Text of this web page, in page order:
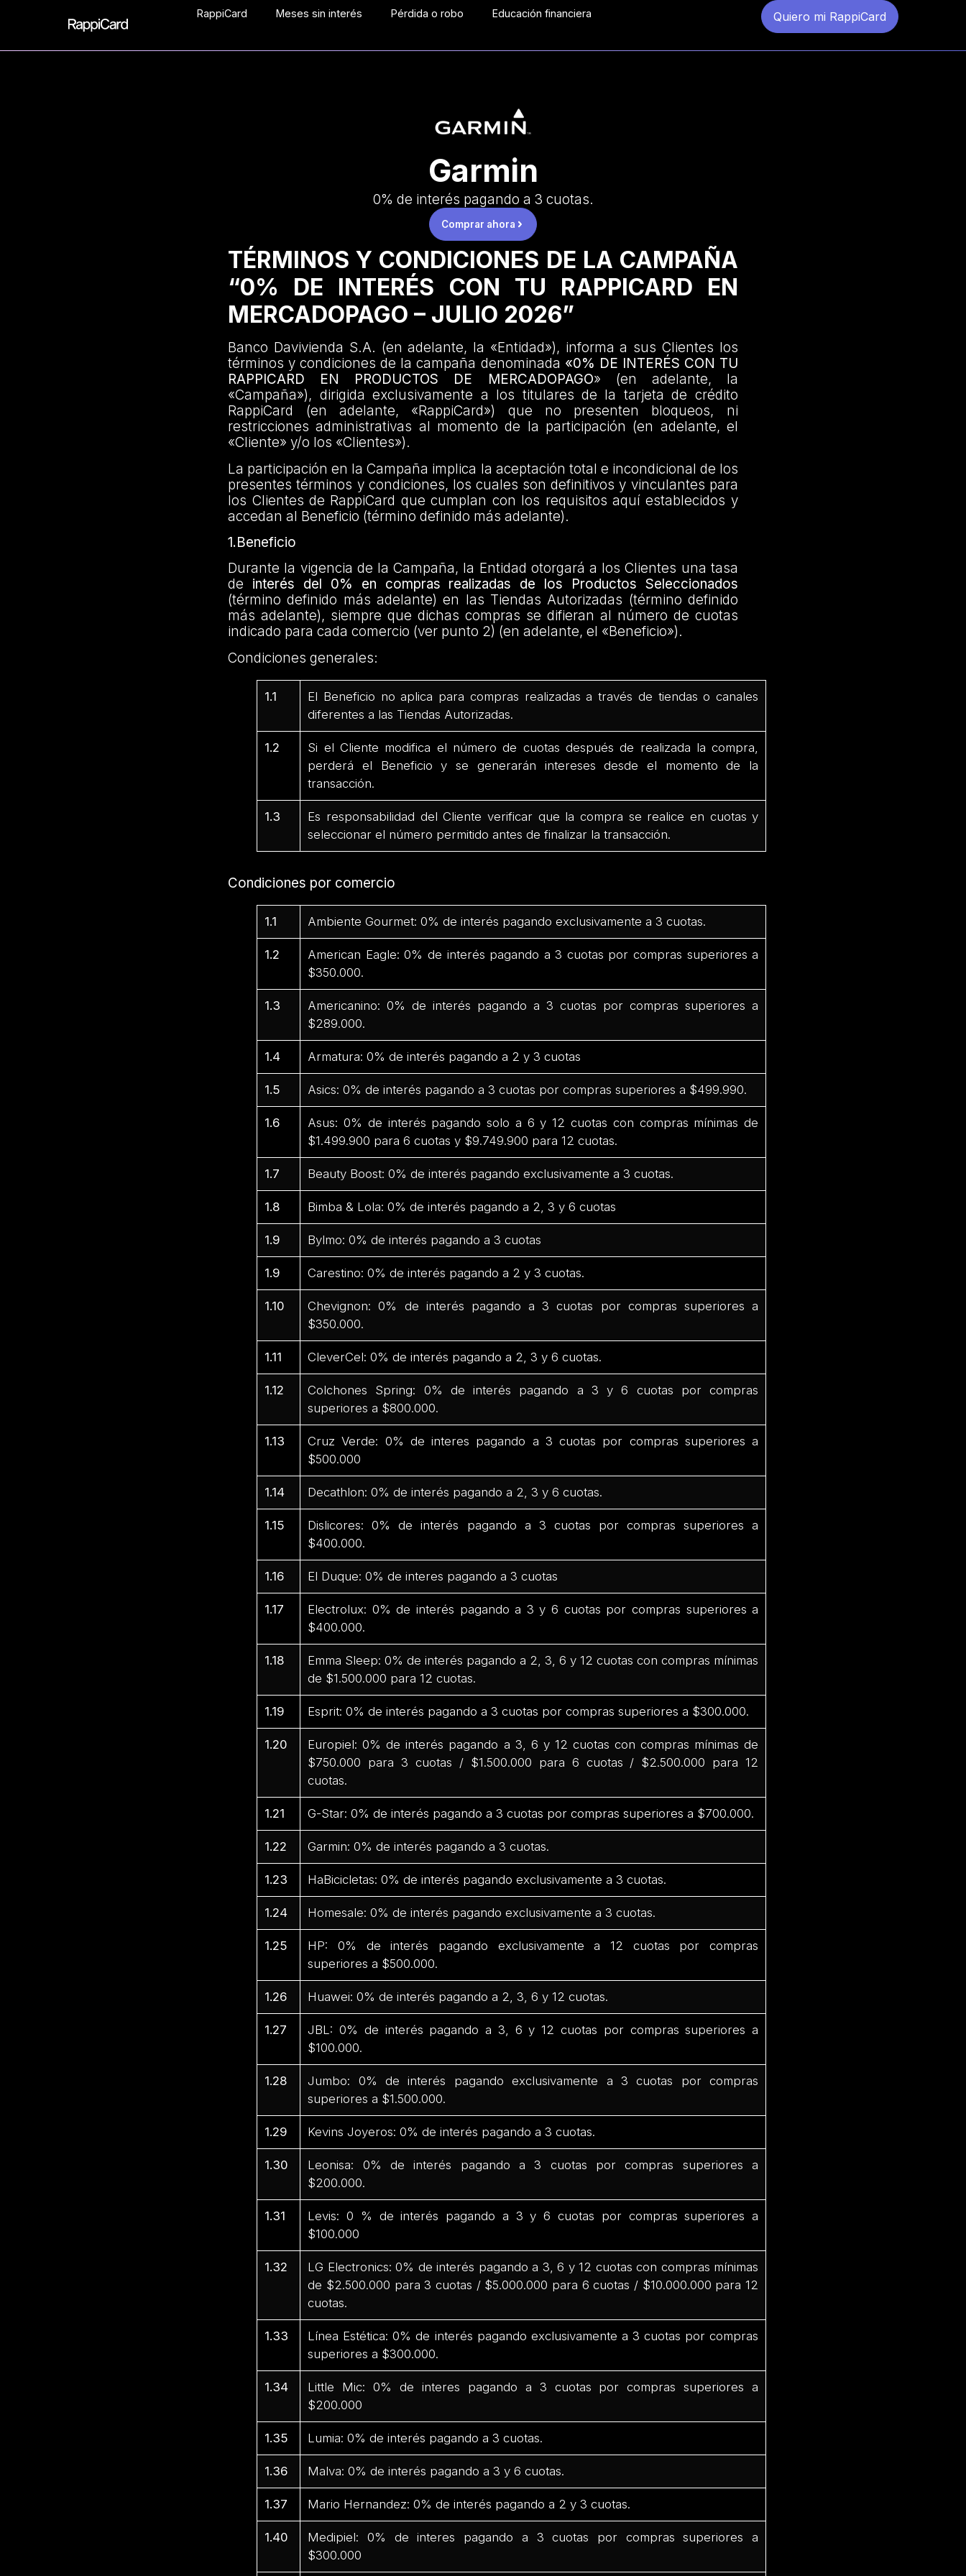
RappiCard Meses sin interés Pérdida o robo Educación financiera Quiero mi RappiCard
Garmin
0% de interés pagando a 3 cuotas.
Comprar ahora
TÉRMINOS Y CONDICIONES DE LA CAMPAÑA
“0% DE INTERÉS CON TU RAPPICARD EN
MERCADOPAGO – JULIO 2026”
Banco Davivienda S.A. (en adelante, la «Entidad»), informa a sus Clientes los
términos y condiciones de la campaña denominada «0% DE INTERÉS CON TU
RAPPICARD EN PRODUCTOS DE MERCADOPAGO» (en adelante, la
«Campaña»), dirigida exclusivamente a los titulares de la tarjeta de crédito
RappiCard (en adelante, «RappiCard») que no presenten bloqueos, ni
restricciones administrativas al momento de la participación (en adelante, el
«Cliente» y/o los «Clientes»).
La participación en la Campaña implica la aceptación total e incondicional de los
presentes términos y condiciones, los cuales son definitivos y vinculantes para
los Clientes de RappiCard que cumplan con los requisitos aquí establecidos y
accedan al Beneficio (término definido más adelante).
1.Beneficio
Durante la vigencia de la Campaña, la Entidad otorgará a los Clientes una tasa
de interés del 0% en compras realizadas de los Productos Seleccionados
(término definido más adelante) en las Tiendas Autorizadas (término definido
más adelante), siempre que dichas compras se difieran al número de cuotas
indicado para cada comercio (ver punto 2) (en adelante, el «Beneficio»).
Condiciones generales:
1.1
El Beneficio no aplica para compras realizadas a través de tiendas o canales
diferentes a las Tiendas Autorizadas.
1.2
Si el Cliente modifica el número de cuotas después de realizada la compra,
perderá el Beneficio y se generarán intereses desde el momento de la
transacción.
1.3
Es responsabilidad del Cliente verificar que la compra se realice en cuotas y
seleccionar el número permitido antes de finalizar la transacción.
Condiciones por comercio
1.1 Ambiente Gourmet: 0% de interés pagando exclusivamente a 3 cuotas.
1.2
American Eagle: 0% de interés pagando a 3 cuotas por compras superiores a
$350.000.
1.3
Americanino: 0% de interés pagando a 3 cuotas por compras superiores a
$289.000.
1.4 Armatura: 0% de interés pagando a 2 y 3 cuotas
1.5 Asics: 0% de interés pagando a 3 cuotas por compras superiores a $499.990.
1.6
Asus: 0% de interés pagando solo a 6 y 12 cuotas con compras mínimas de
$1.499.900 para 6 cuotas y $9.749.900 para 12 cuotas.
1.7 Beauty Boost: 0% de interés pagando exclusivamente a 3 cuotas.
1.8 Bimba & Lola: 0% de interés pagando a 2, 3 y 6 cuotas
1.9 Bylmo: 0% de interés pagando a 3 cuotas
1.9 Carestino: 0% de interés pagando a 2 y 3 cuotas.
1.10
Chevignon: 0% de interés pagando a 3 cuotas por compras superiores a
$350.000.
1.11 CleverCel: 0% de interés pagando a 2, 3 y 6 cuotas.
1.12
Colchones Spring: 0% de interés pagando a 3 y 6 cuotas por compras
superiores a $800.000.
1.13
Cruz Verde: 0% de interes pagando a 3 cuotas por compras superiores a
$500.000
1.14 Decathlon: 0% de interés pagando a 2, 3 y 6 cuotas.
1.15
Dislicores: 0% de interés pagando a 3 cuotas por compras superiores a
$400.000.
1.16 El Duque: 0% de interes pagando a 3 cuotas
1.17
Electrolux: 0% de interés pagando a 3 y 6 cuotas por compras superiores a
$400.000.
1.18
Emma Sleep: 0% de interés pagando a 2, 3, 6 y 12 cuotas con compras mínimas
de $1.500.000 para 12 cuotas.
1.19 Esprit: 0% de interés pagando a 3 cuotas por compras superiores a $300.000.
1.20
Europiel: 0% de interés pagando a 3, 6 y 12 cuotas con compras mínimas de
$750.000 para 3 cuotas / $1.500.000 para 6 cuotas / $2.500.000 para 12
cuotas.
1.21 G-Star: 0% de interés pagando a 3 cuotas por compras superiores a $700.000.
1.22 Garmin: 0% de interés pagando a 3 cuotas.
1.23 HaBicicletas: 0% de interés pagando exclusivamente a 3 cuotas.
1.24 Homesale: 0% de interés pagando exclusivamente a 3 cuotas.
1.25
HP: 0% de interés pagando exclusivamente a 12 cuotas por compras
superiores a $500.000.
1.26 Huawei: 0% de interés pagando a 2, 3, 6 y 12 cuotas.
1.27
JBL: 0% de interés pagando a 3, 6 y 12 cuotas por compras superiores a
$100.000.
1.28
Jumbo: 0% de interés pagando exclusivamente a 3 cuotas por compras
superiores a $1.500.000.
1.29 Kevins Joyeros: 0% de interés pagando a 3 cuotas.
1.30
Leonisa: 0% de interés pagando a 3 cuotas por compras superiores a
$200.000.
1.31
Levis: 0 % de interés pagando a 3 y 6 cuotas por compras superiores a
$100.000
1.32
LG Electronics: 0% de interés pagando a 3, 6 y 12 cuotas con compras mínimas
de $2.500.000 para 3 cuotas / $5.000.000 para 6 cuotas / $10.000.000 para 12
cuotas.
1.33
Línea Estética: 0% de interés pagando exclusivamente a 3 cuotas por compras
superiores a $300.000.
1.34
Little Mic: 0% de interes pagando a 3 cuotas por compras superiores a
$200.000
1.35 Lumia: 0% de interés pagando a 3 cuotas.
1.36 Malva: 0% de interés pagando a 3 y 6 cuotas.
1.37 Mario Hernandez: 0% de interés pagando a 2 y 3 cuotas.
1.40
Medipiel: 0% de interes pagando a 3 cuotas por compras superiores a
$300.000